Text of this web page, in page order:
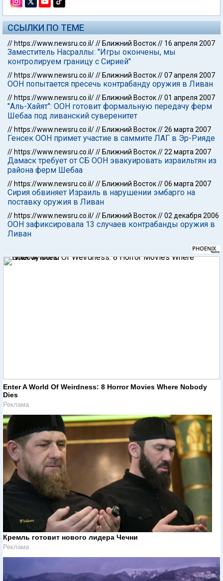
ССЫЛКИ ПО ТЕМЕ
// https://www.newsru.co.il/// Ближний Восток// 16 апреля 2007
Заместитель Насраллы: "Игры окончены, мы
контролируем границу с Сирией"
// https://www.newsru.co.il/// Ближний Восток//07 апреля 2007
ООН попытается пресечь контрабанду оружия в Ливан
// https://www.newsru.co.il/// Ближний Восток//01 апреля 2007
"Аль-Хайят": ООН готовит формальную передачу ферм
Шебаа под ливанский суверенитет
// https://www.newsru.co.il/// Ближний Восток//26 марта 2007
Генсек ООН примет участие в саммите ЛАГ в Эр-Рияде
// https://www.newsru.co.il/// Ближний Восток//22 марта 2007
Дамаск требует от СБ ООН эвакуировать израильтян из
района ферм Шебаа
// https://www.newsru.co.il/// Ближний Восток//06 марта 2007
Сирия обвиняет Израиль в нарушении эмбарго на
поставку оружия в Ливан
// https://www.newsru.co.il/// Ближний Восток//02 декабря 2006
ООН зафиксировала 13 случаев контрабанды оружия в
Ливан
Enter A World Of Weirdness: 8 Horror Movies Where Nobody
Dies
Реклама
Кремль готовит нового лидера Чечни
Реклама